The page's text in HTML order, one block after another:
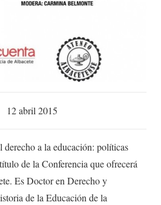
12 abril 2015
derecho a la educación: políticas
de la Conferencia que ofrecerá
Es Doctor en Derecho y
de la Educación de la